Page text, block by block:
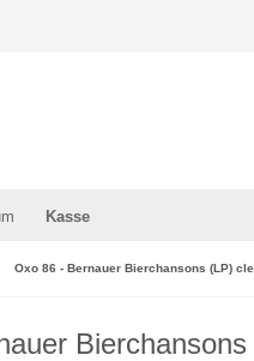
Kasse
Oxo 86 - Bernauer Bierchansons (LP)